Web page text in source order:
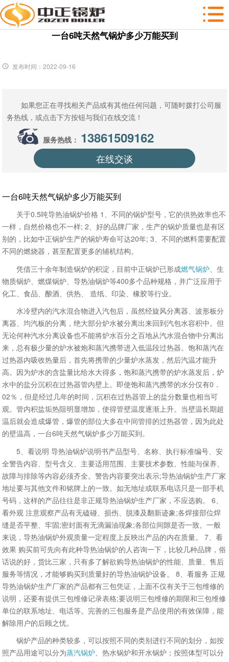
一台6吨天然气锅炉多少万能买到
发布时间：2022-09-16
如果您正在寻找相关产品或有其他任何问题，可随时拨打公司服
务热线，或点击下方按钮与我们在线交流！
服务热线： 13861509162
在线交谈
一台6吨天然气锅炉多少万能买到
关于0.5吨导热油锅炉价格 1、不同的锅炉型号，它的供热效率也不
一样，自然价格也不一样; 2、好的品牌厂家，生产的锅炉质量也是有区
别的，比如中正锅炉生产的锅炉寿命可达20年; 3、不同的燃料需要配置
不同的燃烧器，甚至配置更多的辅机结构。
凭借三十余年制造锅炉的积淀，目前中正锅炉已形成燃气锅炉 、生
物质锅炉、燃煤锅炉、导热油锅炉等400多个品种规格，并广泛应用于
化工、食品、酿酒、供热、 造纸、印染、橡胶等行业。
水冷壁内的汽水混合物进入汽包后，虽然经旋风分离器、波形板分
离器、均汽板的分离，绝大部分炉水被分离出来回到汽包水容积中。但
无论何种汽水分离设备也不能将炉水百分之百地从汽水混合物中分离出
来，总有极少量的炉水被炮和蒸汽携带进入低温段过热器。饱和蒸汽在
过热器内吸收热量后，首先将携带的少量炉水蒸发，然后汽温才能升
高。因为炉水的含盐量比给水大得多，饱和蒸汽携带的炉水蒸发后，炉
水中的盐分沉积在过热器管内壁上。即使饱和蒸汽携带的水分仅有0．
02％，但是经过几年的时间，沉积在过热器管上的盐分数量也相当可
观。管内积盐垢热阻明显增加，使得管壁温度逐渐上升。当壁温长期超
温后就会造成爆管，爆管的部位大多在中间管排的过热器管，因为此处
的壁温高，一台6吨天然气锅炉多少万能买到。
5、看说明 导热油锅炉说明书产品型号、名称、执行标准编号、安
全警告内容、型号含义、主要适用范围、主要技术参数、性能与保养、
故障与排除等内容必须齐全。警告内容要突出表示;导热油锅炉生产厂家
地址要与其他文件和铭牌上的一致。如无地址或联系电话只是一部手机
号码，这样的产品往往是非正规导热油锅炉生产厂家，不应选购。 6、
看外观 注意观察产品有无磕碰、损伤、脱漆及翻新迹象;各焊接部位焊
缝是否平整、牢固;密封面有无滴漏油现象;各部位间隙是否一致。一般
来说，导热油锅炉外观质量一定程度上反映出产品的内在质量。 7、看
效果 购买前可先向有此种导热油锅炉的人咨询一下，比较几种品牌，俗
话说的好，货比三家，只有多了解欲购导热油锅炉的性能、质量、售后
服务等情况，才能够购买到质量好的导热油锅炉设备。 8、看服务 正规
导热油锅炉生产厂家的产品都有三包凭证，上面不仅有关于三包维修的
说明，还要有提供三包维修记录表格;要说明三包维修的期限和三包维修
单位的联系地址、电话等。完善的三包服务是产品使用的有效保障，能
解除用户的后顾之忧。
锅炉产品的种类较多，可以按照不同的类别进行不同的划分，如按
照产品用途可以分为蒸汽锅炉、热水锅炉和开水锅炉；按照体型可以分